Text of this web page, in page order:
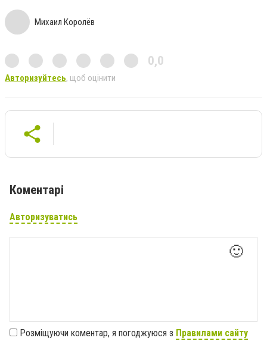
Михаил Королёв
0,0
Авторизуйтесь, щоб оцінити
Коментарі
Авторизуватись
🙂
Розміщуючи коментар, я погоджуюся з Правилами сайту